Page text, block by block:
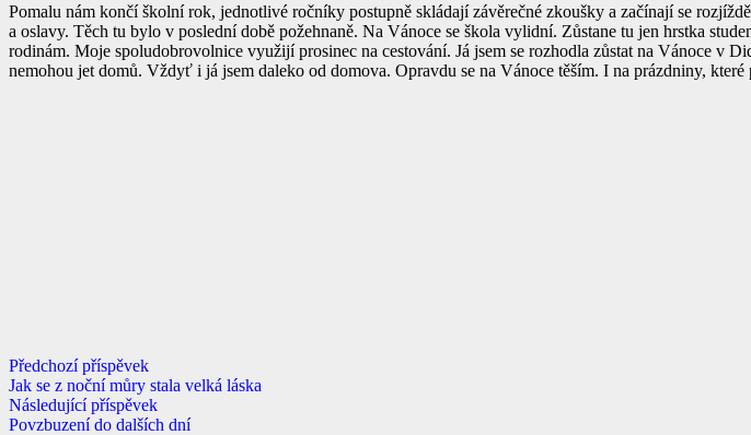
Pomalu nám končí školní rok, jednotlivé ročníky postupně skládají závěrečné zkoušky a začínají se
a oslavy. Těch tu bylo v poslední době požehnaně. Na Vánoce se škola vylidní. Zůstane tu jen hrstka
rodinám. Moje spoludobrovolnice využijí prosinec na cestování. Já jsem se rozhodla zůstat na Vánoce v
nemohou jet domů. Vždyť i já jsem daleko od domova. Opravdu se na Vánoce těším. I na prázdniny,
Předchozí příspěvek
Jak se z noční můry stala velká láska
Následující příspěvek
Povzbuzení do dalších dní